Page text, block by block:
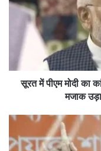
में
दी
स
र
सूरत में पीएम मोदी का
मजाक
प
म